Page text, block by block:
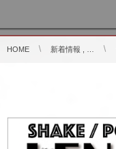
HOME 新着情報 , …